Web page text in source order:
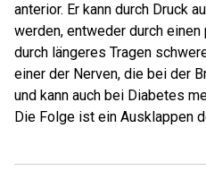
anterior. Er kann durch Druck
werden, entweder durch
durch längeres Tragen
einer der Nerven, die bei der
und kann auch bei Diabetes
Die Folge ist ein Ausklappen